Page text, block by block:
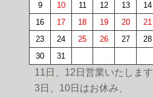
9
10 11 12 13 14
16
17 18 19 20 21
23
24 25 26 27 28
30
31
11日、12日営業いたします
3日、10日はお休み、